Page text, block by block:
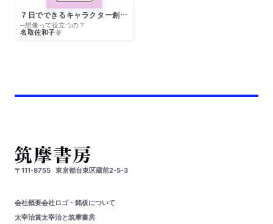
７日でできるキャラクター創作入門
─想像って役立つの？
名取佐和子著
〒111-8755 東京都台東区蔵前2-5-3
会社概要会社ロゴ・銘板について
太宰治賞太宰治と筑摩書房